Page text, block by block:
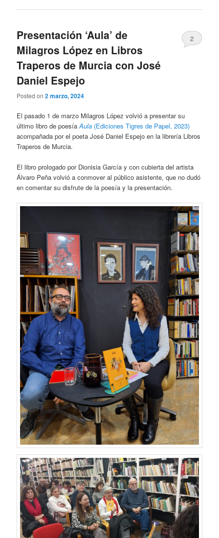
Presentación ‘Aula’ de
Milagros López en Libros
Traperos de Murcia con José
Daniel Espejo
Posted on2 marzo, 2024
2
El pasado 1 de marzo Milagros López volvió a presentar su
último libro de poesíaAula (Ediciones Tigres de Papel, 2023)
acompañada por el poeta José Daniel Espejo en la librería Libros
Traperos de Murcia.
El libro prologado por Dionisia García y con cubierta del artista
Álvaro Peña volvió a conmover al público asistente, que no dudó
en comentar su disfrute de la poesía y la presentación.